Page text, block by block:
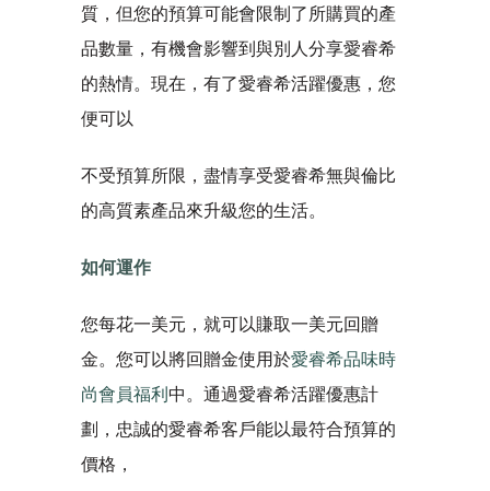
質，但您的預算可能會限制了所購買的產
品數量，有機會影響到與別人分享愛睿希
的熱情。現在，有了愛睿希活躍優惠，您
便可以
不受預算所限，盡情享受愛睿希無與倫比
的高質素產品來升級您的生活。
如何運作
您每花一美元，就可以賺取一美元回贈
金。您可以將回贈金使用於愛睿希品味時
尚會員福利 中。通過愛睿希活躍優惠計
劃，忠誠的愛睿希客戶能以最符合預算的
價格，